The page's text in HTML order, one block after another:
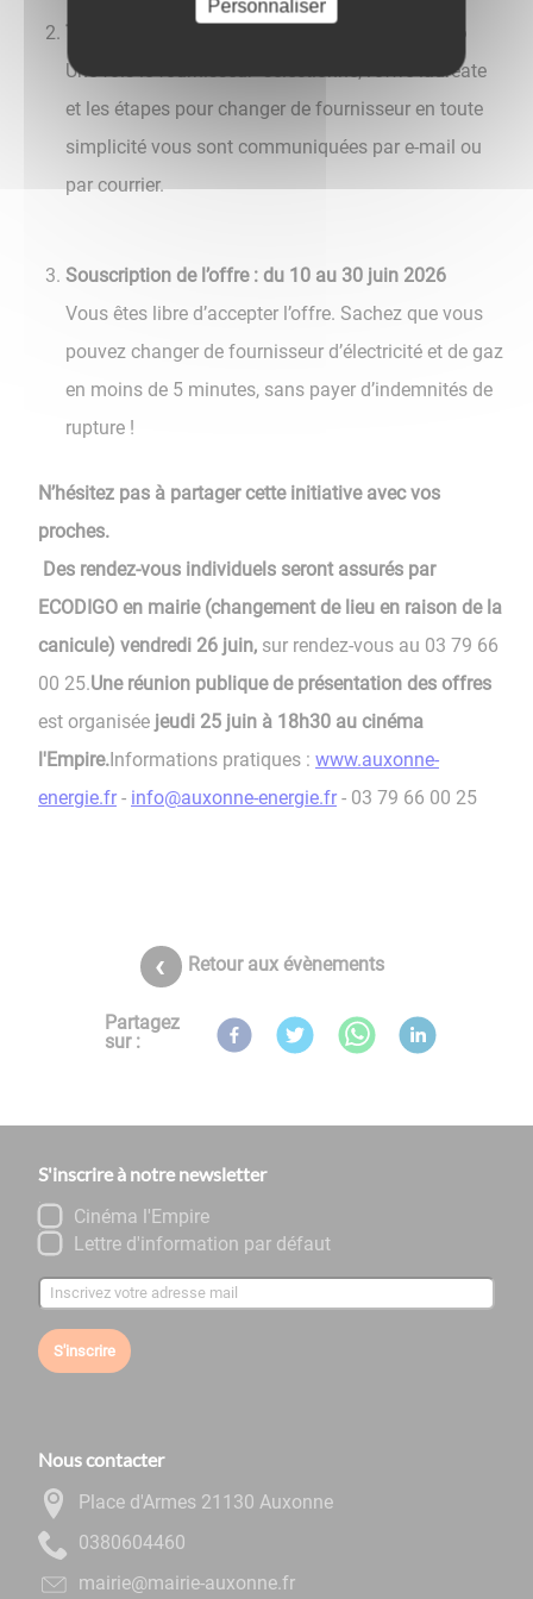
Transmission de l’offre : à partir du 10 juin 2026
Une fois le fournisseur sélectionné, l’offre lauréate
et les étapes pour changer de fournisseur en toute
simplicité vous sont communiquées par e-mail ou
par courrier.
Souscription de l’offre : du 10 au 30 juin 2026
Vous êtes libre d’accepter l’offre. Sachez que vous
pouvez changer de fournisseur d’électricité et de gaz
en moins de 5 minutes, sans payer d’indemnités de
rupture !
N’hésitez pas à partager cette initiative avec vos
proches.
Des rendez-vous individuels seront assurés par
ECODIGO en mairie (changement de lieu en raison de la
canicule) vendredi 26 juin, sur rendez-vous au 03 79 66
00 25.Une réunion publique de présentation des offres
est organisée jeudi 25 juin à 18h30 au cinéma
l'Empire.Informations pratiques : www.auxonne-
energie.fr - info@auxonne-energie.fr - 03 79 66 00 25
Retour aux évènements
Partagez
sur :
S'inscrire à notre newsletter
Cinéma l'Empire
Lettre d'information par défaut
S'inscrire
Nous contacter
Place d'Armes 21130 Auxonne
0644060830
rf.ennoxua-eiriam@eiriam
Personnaliser